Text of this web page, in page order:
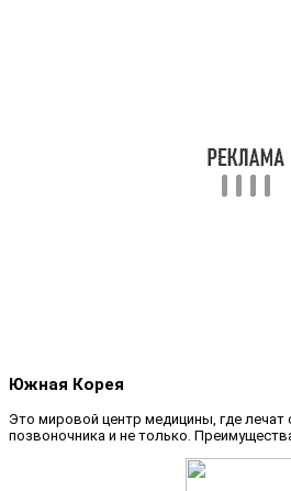
Южная Корея
Это мировой центр медицины, где лечат
позвоночника и не только.